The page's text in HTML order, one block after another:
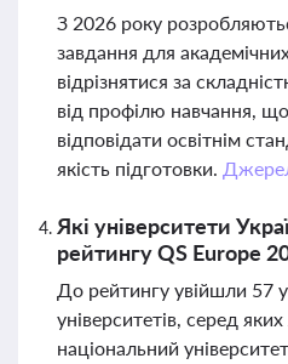
З 2026 року
завдання для
відрізнятися за
від профілю навчання,
відповідати освітнім
якість підготовки.
Які університети
рейтингу QS Europe
До рейтингу увійшли 57
університетів, серед
національний